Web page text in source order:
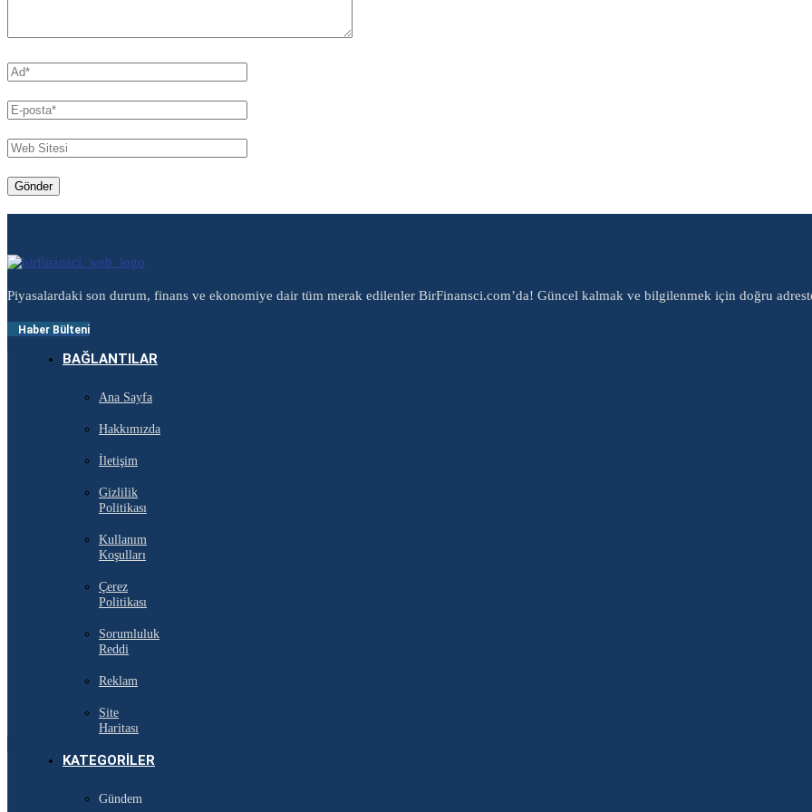
Piyasalardaki son durum, finans ve ekonomiye dair tüm merak edilenler BirFinansci.com’da! Güncel kalmak ve bilgilenmek için doğru
Haber Bülteni
BAĞLANTILAR
Ana Sayfa
Hakkımızda
İletişim
Gizlilik
Politikası
Kullanım
Koşulları
Çerez
Politikası
Sorumluluk
Reddi
Reklam
Site
Haritası
KATEGORILER
Gündem